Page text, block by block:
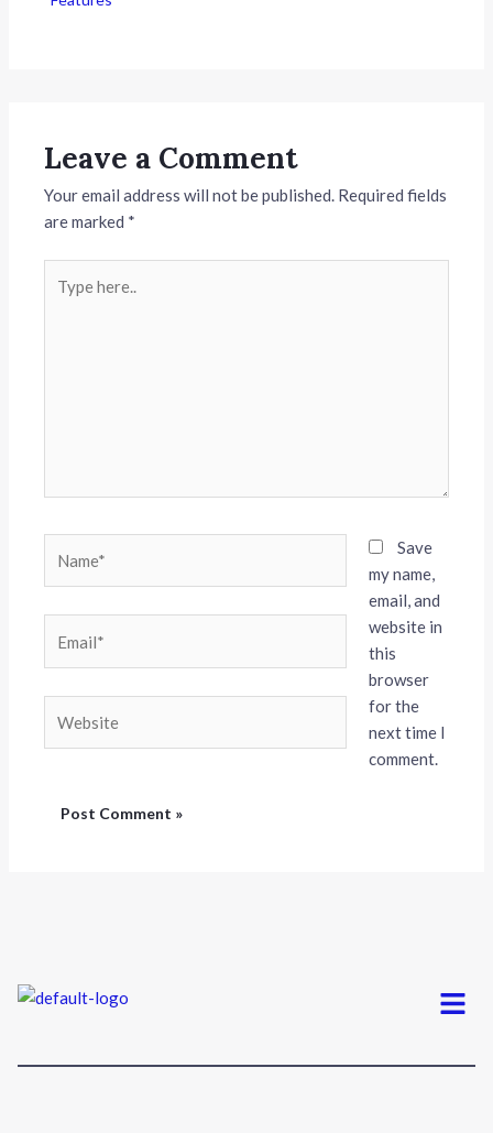
Leave a Comment
Your email address will not be published. Required fields
are marked *
here..
Save
my name,
email, and
website in
this
browser
for the
next time I
comment.
Menu